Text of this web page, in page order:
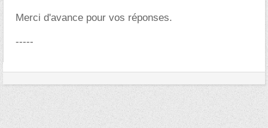
Merci d'avance pour vos réponses.
-----